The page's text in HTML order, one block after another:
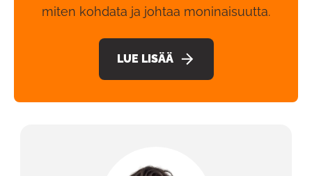
miten kohdata ja johtaa moninaisuutta.
LUE LISÄÄ